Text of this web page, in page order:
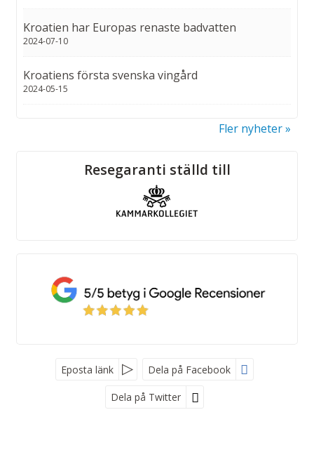
Kroatien har Europas renaste badvatten
2024-07-10
Kroatiens första svenska vingård
2024-05-15
Fler nyheter
Sociala medierResegaranti ställd till
Eposta länk Dela på Facebook
Dela på Twitter